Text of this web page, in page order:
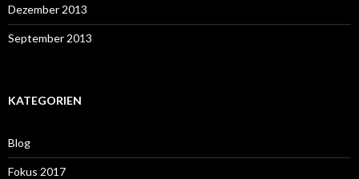
Dezember 2013
September 2013
KATEGORIEN
Blog
Fokus 2017